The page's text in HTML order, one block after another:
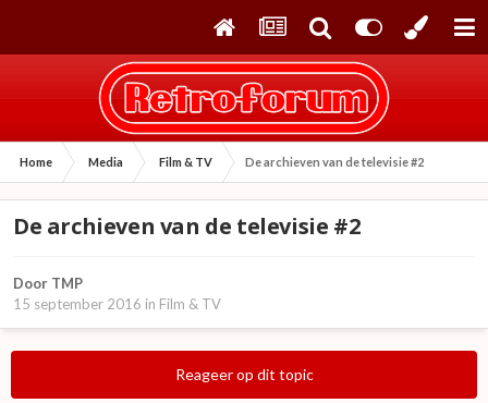
Home Media Film & TV De archieven van de televisie #2
De archieven van de televisie #2
Door TMP
15 september 2016 in Film & TV
Reageer op dit topic